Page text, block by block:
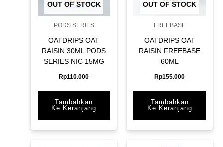
OUT OF STOCK
PODS SERIES
OATDRIPS OAT
RAISIN 30ML PODS
SERIES NIC 15MG
Rp110.000
Tambahkan
Ke Keranjang
OUT OF STOCK
FREEBASE
OATDRIPS OAT
RAISIN FREEBASE
60ML
Rp155.000
Tambahkan
Ke Keranjang